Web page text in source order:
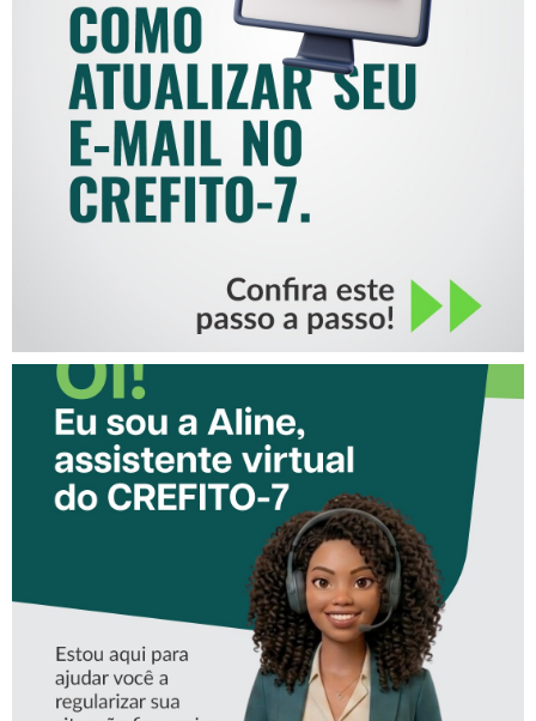
COMO ATUALIZAR SEU E-
MAIL NO CREFITO-7
CONHEÇA A ‘ALINE’,
ASSISTENTE VIRTUAL DO
CREFITO-7